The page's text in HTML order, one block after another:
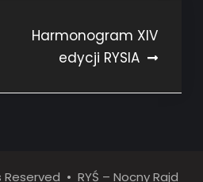
Harmonogram XIV
edycji RYSIA
• RYŚ – Nocny Rajd